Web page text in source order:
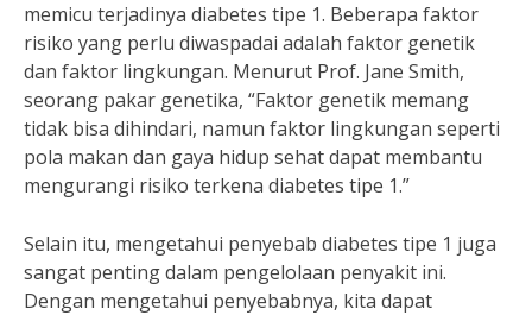
memicu terjadinya diabetes tipe 1. Beberapa faktor
risiko yang perlu diwaspadai adalah faktor genetik
dan faktor lingkungan. Menurut Prof. Jane Smith,
seorang pakar genetika, “Faktor genetik memang
tidak bisa dihindari, namun faktor lingkungan seperti
pola makan dan gaya hidup sehat dapat membantu
mengurangi risiko terkena diabetes tipe 1.”
Selain itu, mengetahui penyebab diabetes tipe 1 juga
sangat penting dalam pengelolaan penyakit ini.
Dengan mengetahui penyebabnya, kita dapat